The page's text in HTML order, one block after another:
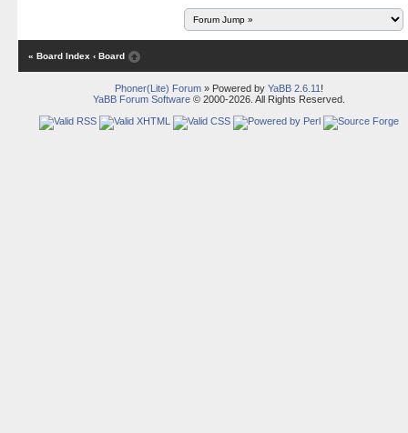
« Board Index ‹ Board
Phoner(Lite) Forum» Powered by YaBB 2.6.11 !
YaBB Forum Software© 2000-2026. All Rights Reserved.